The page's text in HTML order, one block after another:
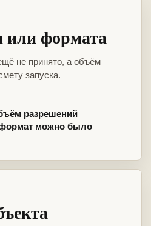
формата
не принято, а объём
запуска.
разрешений
можно было